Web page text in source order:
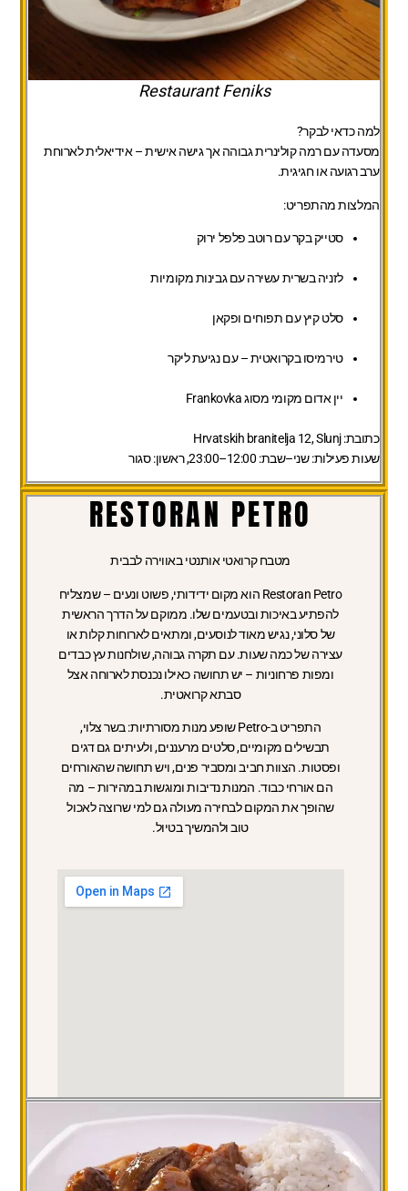
Restaurant Feniks
למה כדאי לבקר?
מסעדה עם רמה קולינרית גבוהה אך גישה אישית – אידיאלית לארוחת
ערב רגועה או חגיגית.
המלצות מהתפריט:
סטייק בקר עם רוטב פלפל ירוק
לזניה בשרית עשירה עם גבינות מקומיות
סלט קיץ עם תפוחים ופקאן
טירמיסו בקרואטית – עם נגיעת ליקר
יין אדום מקומי מסוג Frankovka
כתובת:Hrvatskih branitelja 12, Slunj
שעות פעילות:שני–שבת: 12:00–23:00, ראשון: סגור
RESTORAN PETRO
מטבח קרואטי אותנטי באווירה לבבית
Restoran Petro הוא מקום ידידותי, פשוט ונעים – שמצליח
להפתיע באיכות ובטעמים שלו. ממוקם על הדרך הראשית
של סלוני, נגיש מאוד לנוסעים, ומתאים לארוחות קלות או
עצירה של כמה שעות. עם תקרה גבוהה, שולחנות עץ כבדים
ומפות פרחוניות – יש תחושה כאילו נכנסת לארוחה אצל
סבתא קרואטית.
התפריט ב-Petro שופע מנות מסורתיות: בשר צלוי,
תבשילים מקומיים, סלטים מרעננים, ולעיתים גם דגים
ופסטות. הצוות חביב ומסביר פנים, ויש תחושה שהאורחים
הם אורחי כבוד. המנות נדיבות ומוגשות במהירות – מה
שהופך את המקום לבחירה מעולה גם למי שרוצה לאכול
טוב ולהמשיך בטיול.